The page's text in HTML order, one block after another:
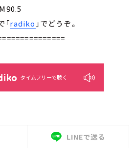
radiko 」でどうぞ。
タイムフリーで聴く
LINEで送る